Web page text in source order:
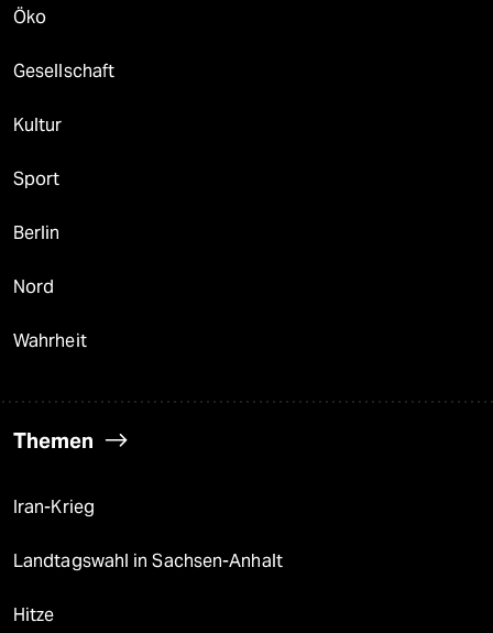
Öko
Gesellschaft
Kultur
Sport
Berlin
Nord
Wahrheit
Themen
Iran-Krieg
Landtagswahl in Sachsen-Anhalt
Hitze